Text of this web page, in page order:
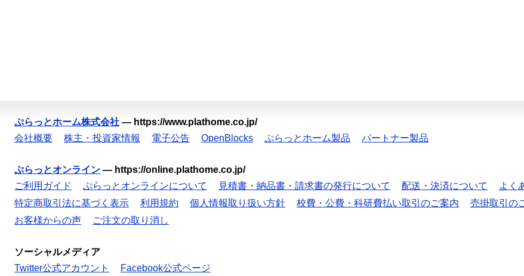
ぷらっとホーム株式会社 — https://www.plathome.co.jp/
会社概要
株主・投資家情報 電子公告 OpenBlocks ぷらっとホーム製品 パートナー製品
ぷらっとオンライン — https://online.plathome.co.jp/
ご利用ガイド
ぷらっとオンラインについて 見積書・納品書・請求書の発行について 配送・決済について
よく
特定商取引法に基づく表示
利用規約 個人情報取り扱い方針 校費・公費・科研費払い取引のご案内 売掛取引の
お客様からの声
ご注文の取り消し
ソーシャルメディア
Twitter公式アカウント
Facebook公式ページ